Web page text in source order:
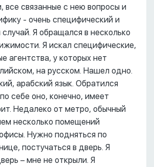
все связанные с нею вопросы и
- очень специфический и
Я обращался в несколько
Я искал специфические,
агентства, у которых нет
на русском. Нашел одно.
арабский язык. Обратился
себе оно, конечно, имеет
Недалеко от метро, обычный
несколько помещений
Нужно подняться по
постучаться в дверь. Я
– мне не открыли. Я